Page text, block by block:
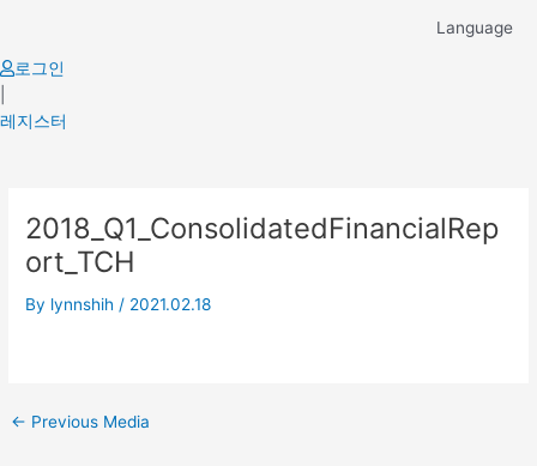
content
Language
로그인
레지스터
2018_Q1_ConsolidatedFinancialRep
ort_TCH
By lynnshih / 2021.02.18
navigation
← Previous Media